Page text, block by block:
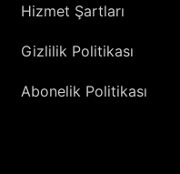
Hizmet Şartları
Gizlilik Politikası
Abonelik Politikası